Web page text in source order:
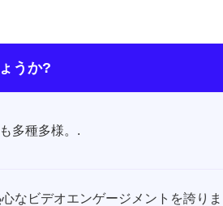
うか?
多種多様。.
なビデオエンゲージメントを誇りま